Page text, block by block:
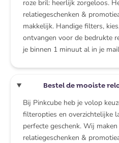
roze bril: heerlijk zorgeloos.
relatiegeschenken &
makkelijk. Handige filters,
ontvangen voor de bedrukte
je binnen 1 minuut al in je
Bestel de mooiste
Bij Pinkcube heb je volop
filteropties en overzichtelijke
perfecte geschenk. Wij
relatiegeschenken &